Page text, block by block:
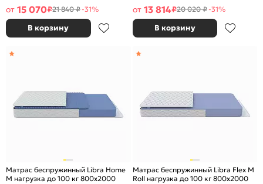
от 15 070₽21 840 ₽-31%
В корзину
от 13 814₽20 020 ₽-31%
В корзину
Матрас беспружинный Libra Home
M нагрузка до 100 кг 800x2000
Матрас беспружинный Libra Flex M
Roll нагрузка до 100 кг 800x2000